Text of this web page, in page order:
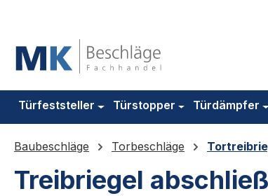
Türfeststeller Türstopper Türdämpfer
Baubeschläge Torbeschläge
Treibriegel